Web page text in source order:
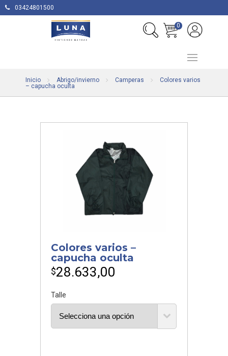
03424801500
0
Inicio Abrigo/invierno Camperas
Colores varios
– capucha oculta
Colores varios –
capucha oculta
$28.633,00
Talle